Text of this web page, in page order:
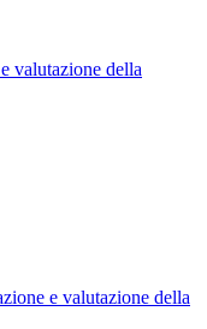
valutazione della
e valutazione della